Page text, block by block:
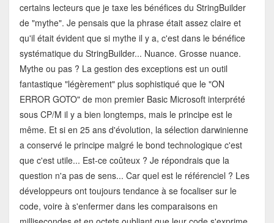
certains lecteurs que je taxe les bénéfices du StringBuilder
de "mythe". Je pensais que la phrase était assez claire et
qu'il était évident que si mythe il y a, c'est dans le bénéfice
systématique du StringBuilder... Nuance. Grosse nuance.
Mythe ou pas ? La gestion des exceptions est un outil
fantastique "légèrement" plus sophistiqué que le "ON
ERROR GOTO" de mon premier Basic Microsoft interprété
sous CP/M il y a bien longtemps, mais le principe est le
même. Et si en 25 ans d'évolution, la sélection darwinienne
a conservé le principe malgré le bond technologique c'est
que c'est utile... Est-ce coûteux ? Je répondrais que la
question n'a pas de sens... Car quel est le référenciel ? Les
développeurs ont toujours tendance à se focaliser sur le
code, voire à s'enfermer dans les comparaisons en